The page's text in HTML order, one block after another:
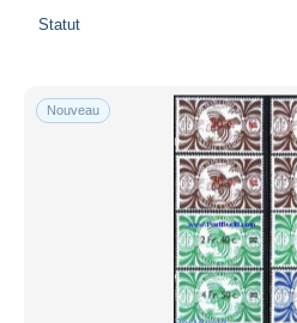
Statut
Nouveau